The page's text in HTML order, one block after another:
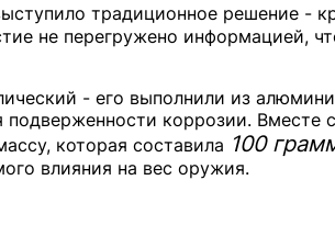
традиционное решение -
не перегружено информацией,
- его выполнили из
коррозии. Вместе
которая составила 100
влияния на вес оружия.